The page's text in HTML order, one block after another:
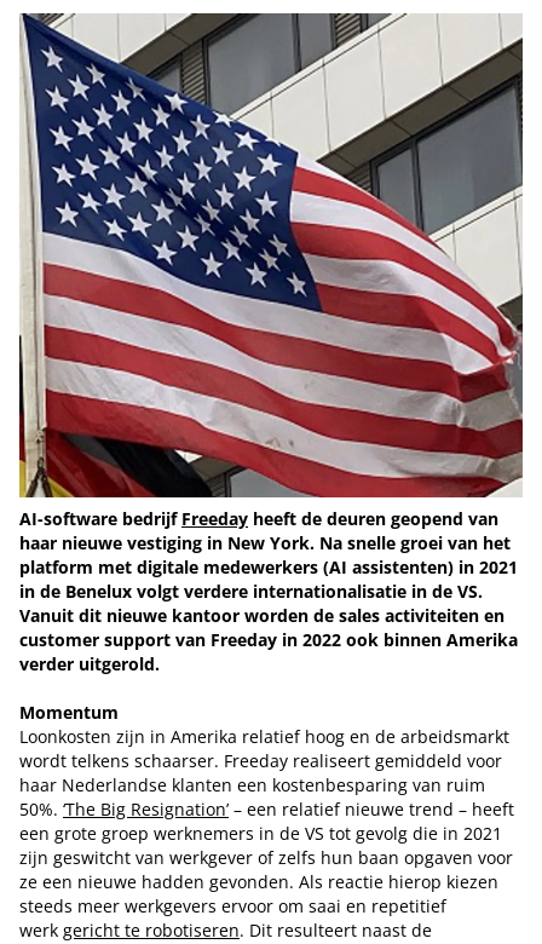
AI-software bedrijf Freeday heeft de deuren geopend van
haar nieuwe vestiging in New York. Na snelle groei van het
platform met digitale medewerkers (AI assistenten) in 2021
in de Benelux volgt verdere internationalisatie in de VS.
Vanuit dit nieuwe kantoor worden de sales activiteiten en
customer support van Freeday in 2022 ook binnen Amerika
verder uitgerold.
Momentum
Loonkosten zijn in Amerika relatief hoog en de arbeidsmarkt
wordt telkens schaarser. Freeday realiseert gemiddeld voor
haar Nederlandse klanten een kostenbesparing van ruim
50%. ‘The Big Resignation’ – een relatief nieuwe trend – heeft
een grote groep werknemers in de VS tot gevolg die in 2021
zijn geswitcht van werkgever of zelfs hun baan opgaven voor
ze een nieuwe hadden gevonden. Als reactie hierop kiezen
steeds meer werkgevers ervoor om saai en repetitief
werk gericht te robotiseren. Dit resulteert naast de